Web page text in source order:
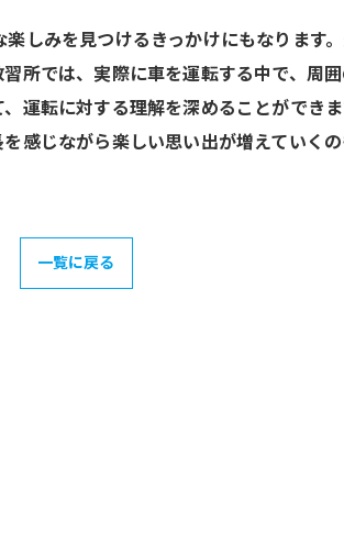
しみを見つけるきっかけにもなります
所では、実際に車を運転する中で、周
運転に対する理解を深めることができ
感じながら楽しい思い出が増えていく
一覧に戻る